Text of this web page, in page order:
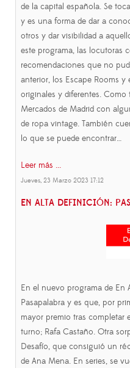
de la capital española. Se
y es una forma de dar a
otros y dar visibilidad a
este programa, las locutoras
recomendaciones que no
anterior, los Escape Rooms
originales y diferentes.
Mercados de Madrid con
de ropa vintage. También
lo que se puede encontrar…
Leer más ...
Jueves, 23 Marzo 2023 17:12
EN ALTA DEFINICIÓN:
En el nuevo programa de En
Pasapalabra y es que, por
mayor premio tras
turno; Rafa Castaño. Otra
Desafío, que consiguió un
de Ana Mena. En series, se